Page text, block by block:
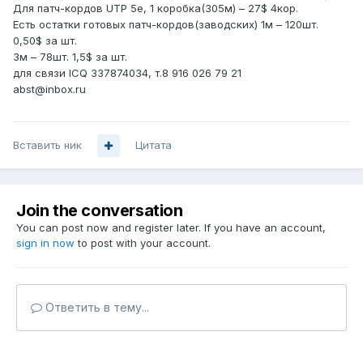
Для патч-кордов UTP 5e, 1 коробка(305м) – 27$ 4кор.
Есть остатки готовых патч-кордов(заводских) 1м – 120шт.
0,50$ за шт.
3м – 78шт. 1,5$ за шт.
для связи ICQ 337874034, т.8 916 026 79 21
abst@inbox.ru
Вставить ник Цитата
Join the conversation
You can post now and register later. If you have an account,
sign in now to post with your account.
Ответить в тему...